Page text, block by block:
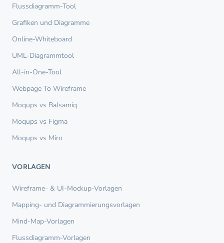
Flussdiagramm-Tool
Grafiken und Diagramme
Online-Whiteboard
UML-Diagrammtool
All-in-One-Tool
Webpage To Wireframe
Moqups vs Balsamiq
Moqups vs Figma
Moqups vs Miro
VORLAGEN
Wireframe- & UI-Mockup-Vorlagen
Mapping- und Diagrammierungsvorlagen
Mind-Map-Vorlagen
Flussdiagramm-Vorlagen